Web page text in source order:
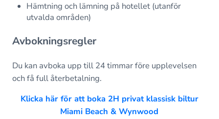
Hämtning och lämning på hotellet (utanför
utvalda områden)
Avbokningsregler
Du kan avboka upp till 24 timmar före upplevelsen
och få full återbetalning.
Klicka här för att boka 2H privat klassisk biltur
Miami Beach & Wynwood